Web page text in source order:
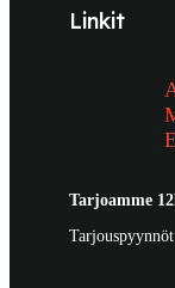
Linkit
Tarjoamme